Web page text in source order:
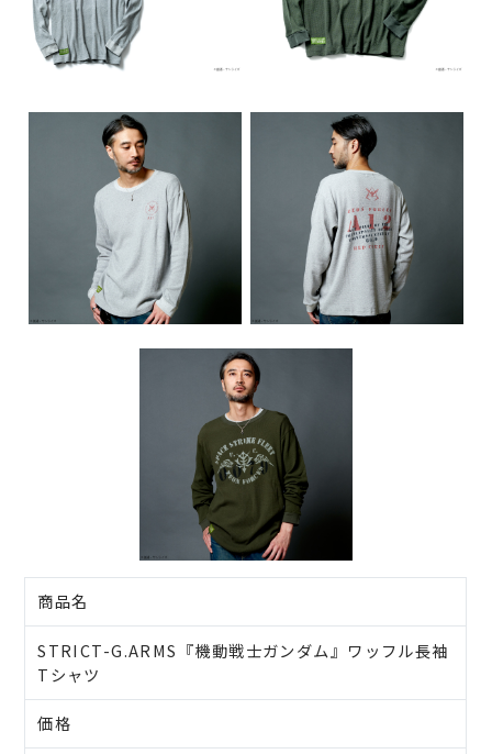
商品名
STRICT-G.ARMS『機動戦士ガンダム』ワッフル長袖
Tシャツ
価格